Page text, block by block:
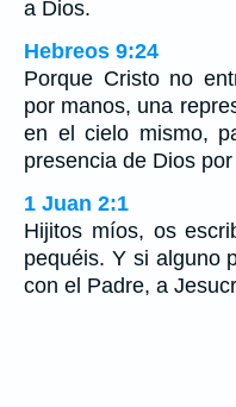
a Dios.
Hebreos 9:24
Porque Cristo no
por manos, una
en el cielo mismo,
presencia de Dios
1 Juan 2:1
Hijitos míos, os
pequéis. Y si alguno
con el Padre, a